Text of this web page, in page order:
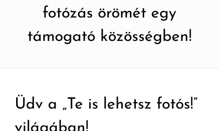
fotózás örömét egy
támogató közösségben!
Üdv a „Te is lehetsz fotós!”